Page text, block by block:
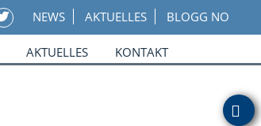
NEWS AKTUELLES BLOGG NO
AKTUELLES KONTAKT